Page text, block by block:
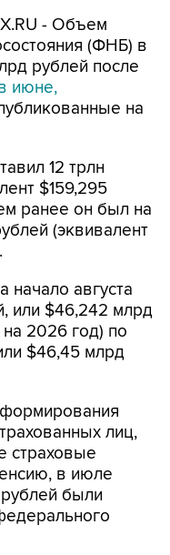
- Объем
(ФНБ) в
рублей после
июне,
на
12 трлн
$159,295
ранее он был на
(эквивалент
августа
или $46,242 млрд
2026 год) по
$46,45 млрд
лиц,
страховые
в июле
были